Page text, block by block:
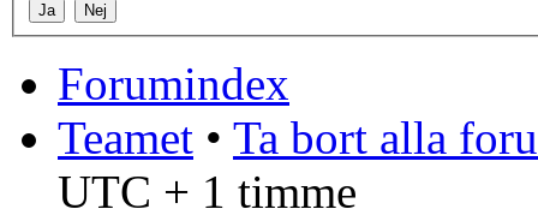
Forumindex
Teamet • Ta bort alla
UTC + 1 timme